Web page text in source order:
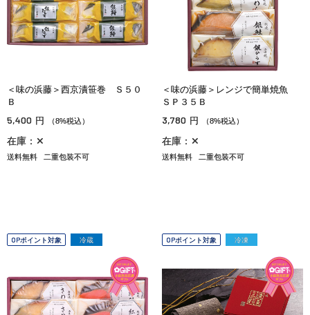
＜味の浜藤＞西京漬笹巻 Ｓ５０
Ｂ
5,400 円 （8%税込）
在庫：✕
送料無料 二重包装不可
＜味の浜藤＞レンジで簡単焼魚
ＳＰ３５Ｂ
3,780 円 （8%税込）
在庫：✕
送料無料 二重包装不可
OPポイント対象 冷蔵 OPポイント対象 冷凍